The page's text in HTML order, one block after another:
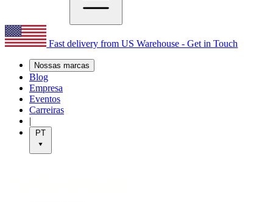
Fast delivery from US Warehouse - Get in Touch
Nossas marcas
Blog
Empresa
Eventos
Carreiras
|
PT